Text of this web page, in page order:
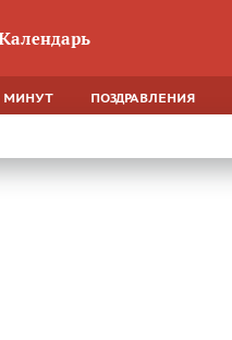
МИНУТ ПОЗДРАВЛЕНИЯ